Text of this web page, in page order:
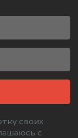
своих
с